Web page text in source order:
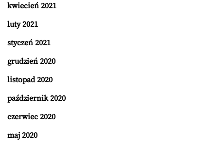
kwiecień 2021
luty 2021
styczeń 2021
grudzień 2020
listopad 2020
październik 2020
czerwiec 2020
maj 2020